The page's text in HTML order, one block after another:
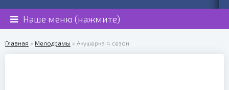
Наше меню (нажмите)
Главная » Мелодрамы » Акушерка 4 сезон